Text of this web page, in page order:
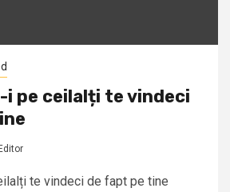
i pe ceilalți te vindeci
Editor
te vindeci de fapt pe tine